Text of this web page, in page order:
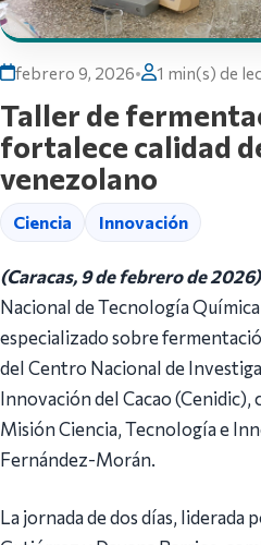
febrero 9, 2026• 1 min(s) de
Taller de
fortalece calidad
venezolano
Ciencia Innovación
(Caracas, 9 de febrero de
Nacional de Tecnología
especializado sobre
del Centro Nacional de
Innovación del Cacao (Cenidic),
Misión Ciencia, Tecnología e
Fernández-Morán.
La jornada de dos días, liderada